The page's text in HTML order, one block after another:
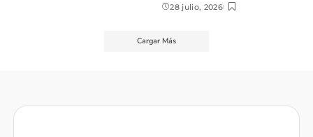
28 julio, 2026
Cargar Más